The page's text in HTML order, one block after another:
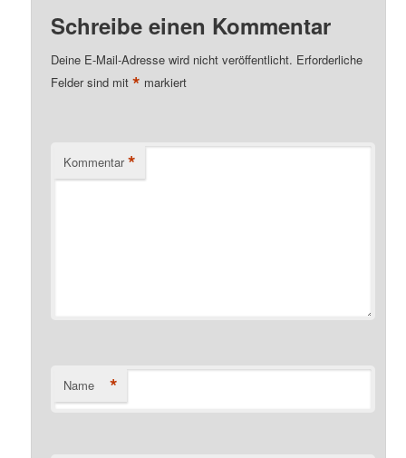
Schreibe einen Kommentar
Deine E-Mail-Adresse wird nicht veröffentlicht. Erforderliche
Felder sind mit* markiert
Kommentar *
Name *